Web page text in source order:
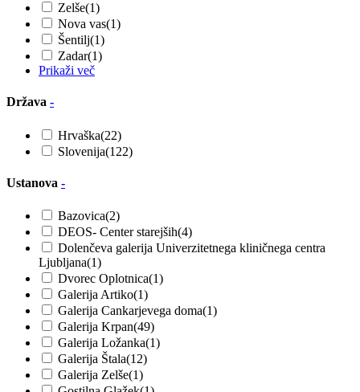
Zelše(1)
Nova vas(1)
Šentilj(1)
Zadar(1)
Prikaži več
Država -
Hrvaška(22)
Slovenija(122)
Ustanova -
Bazovica(2)
DEOS- Center starejših(4)
Dolenčeva galerija Univerzitetnega kliničnega centra
Ljubljana(1)
Dvorec Oplotnica(1)
Galerija Artiko(1)
Galerija Cankarjevega doma(1)
Galerija Krpan(49)
Galerija Ložanka(1)
Galerija Štala(12)
Galerija Zelše(1)